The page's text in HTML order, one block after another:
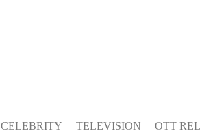
CELEBRITY TELEVISION OTT